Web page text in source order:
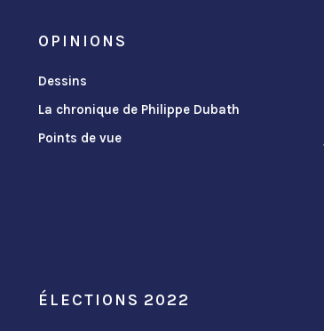
OPINIONS
Dessins
La chronique de Philippe Dubath
Points de vue
ÉLECTIONS 2022